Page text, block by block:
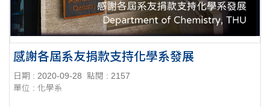
感謝各屆系友捐款支持化學系發展
日期 : 2020-09-28
點閱 : 2157
單位 : 化學系